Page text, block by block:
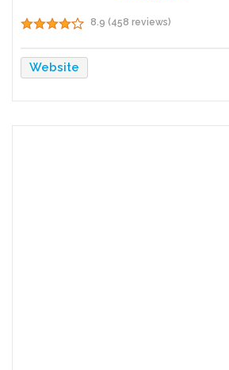
8.9 (458 reviews)
Website